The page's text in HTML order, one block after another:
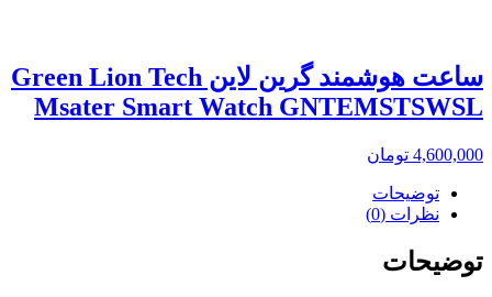
ساعت هوشمند گرین لاین Green Lion Tech
Msater Smart Watch GNTEMSTSWSL
4,600,000 تومان
توضیحات
نظرات (0)
توضیحات